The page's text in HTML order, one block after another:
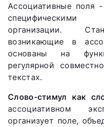
Ассоциативные поля
организации.
возникающие в
основаны на
регулярной
текстах.
Слово-стимул как
ассоциативном
организует поле,